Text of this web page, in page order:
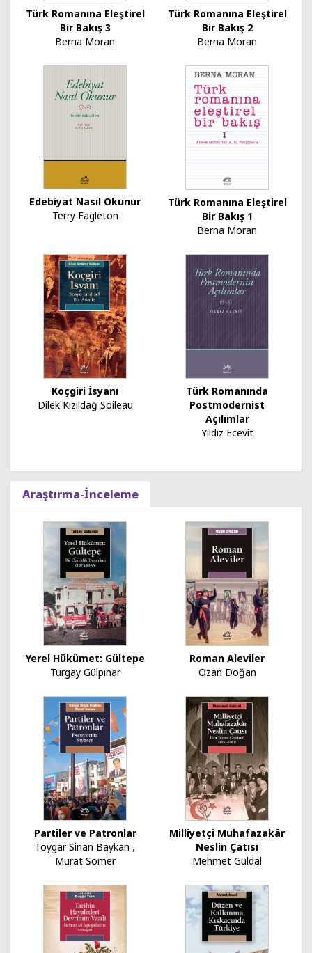
Türk Romanına Eleştirel
Bir Bakış 3
Berna Moran
Türk Romanına Eleştirel
Bir Bakış 2
Berna Moran
Edebiyat Nasıl Okunur
Terry Eagleton
Türk Romanına Eleştirel
Bir Bakış 1
Berna Moran
Koçgiri İsyanı
Dilek Kızıldağ Soileau
Türk Romanında
Postmodernist
Açılımlar
Yıldız Ecevit
Araştırma-İnceleme
Yerel Hükümet: Gültepe
Turgay Gülpınar
Roman Aleviler
Ozan Doğan
Partiler ve Patronlar
Toygar Sinan Baykan ,
Murat Somer
Milliyetçi Muhafazakâr
Neslin Çatısı
Mehmet Güldal